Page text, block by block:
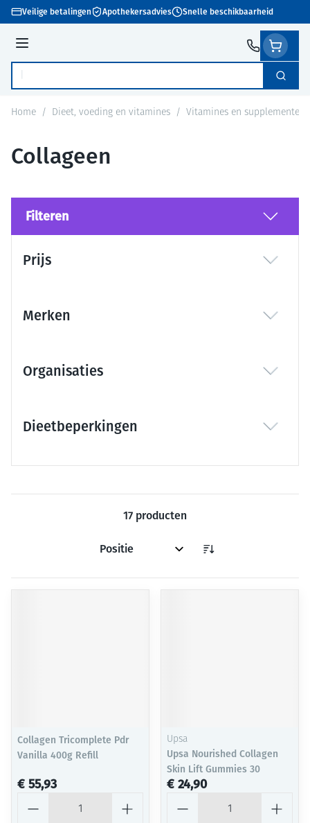
Ga naar de inhoud
Veilige betalingen Apothekersadvies Snelle beschikbaarheid
Menu
Product, merk, categorie... Zoek
Home / Dieet, voeding en vitamines / Vitamines en supplementen
Collageen
Filteren
Prijs
Merken
Organisaties
Dieetbeperkingen
17 producten
Sorteer op:
Collagen Tricomplete Pdr
Vanilla 400g Refill
€ 55,93
Upsa
Upsa Nourished Collagen
Skin Lift Gummies 30
€ 24,90